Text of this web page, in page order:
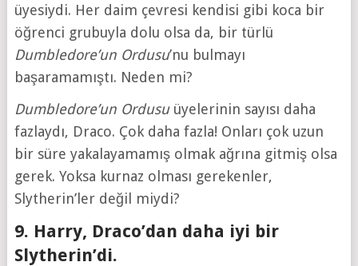
üyesiydi. Her daim çevresi kendisi gibi koca bir
öğrenci grubuyla dolu olsa da, bir türlü
Dumbledore’un Ordusu’nu bulmayı
başaramamıştı. Neden mi?
Dumbledore’un Ordusuüyelerinin sayısı daha
fazlaydı, Draco. Çok daha fazla! Onları çok uzun
bir süre yakalayamamış olmak ağrına gitmiş olsa
gerek. Yoksa kurnaz olması gerekenler,
Slytherin’ler değil miydi?
9. Harry, Draco’dan daha iyi bir
Slytherin’di.